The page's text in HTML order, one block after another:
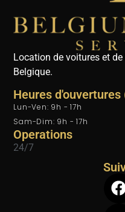
Location de voitures et
Belgique.
Heures d'ouvertures
Lun-Ven: 9h - 17h
Sam-Dim: 9h - 17h
Operations
24/7